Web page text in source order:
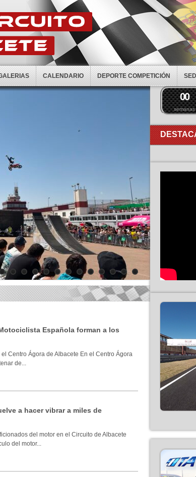
CALENDARIO DEPORTE COMPETICIÓN
2 3 4 5 6 7 8 9 10 11 12 13 14
Española forman a los
Centro Ágora de Albacete En el Centro Ágora
de...
a hacer vibrar a miles de
del motor en el Circuito de Albacete
del motor...
semanas
00